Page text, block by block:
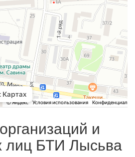
и
лиц БТИ Лысьва